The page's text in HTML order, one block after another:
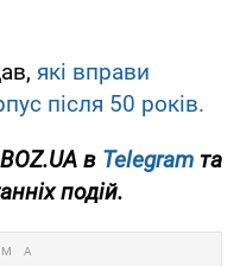
які вправи
після 50 років.
в Telegram та
подій.